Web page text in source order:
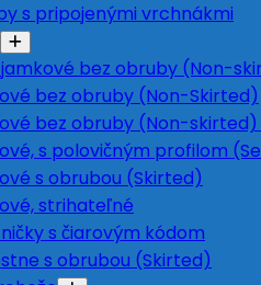
s pripojenými vrchnákmi
bez obruby (Non-
bez obruby (Non-Skirted)
bez obruby (Non-
s polovičným profilom
s obrubou (Skirted)
strihateľné
s čiarovým kódom
s obrubou (Skirted)